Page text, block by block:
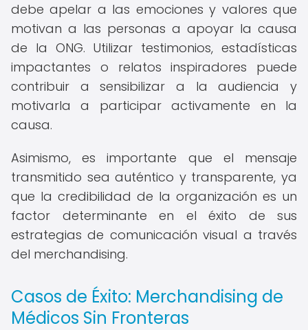
debe apelar a las emociones y valores que
motivan a las personas a apoyar la causa
de la ONG. Utilizar testimonios, estadísticas
impactantes o relatos inspiradores puede
contribuir a sensibilizar a la audiencia y
motivarla a participar activamente en la
causa.
Asimismo, es importante que el mensaje
transmitido sea auténtico y transparente, ya
que la credibilidad de la organización es un
factor determinante en el éxito de sus
estrategias de comunicación visual a través
del merchandising.
Casos de Éxito: Merchandising de
Médicos Sin Fronteras